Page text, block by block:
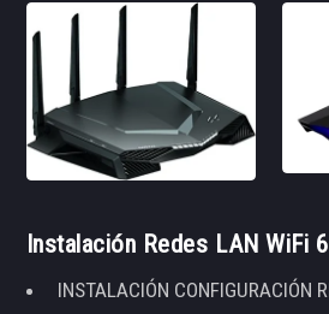
Instalación Redes LAN WiFi 6
INSTALACIÓN CONFIGURACIÓN